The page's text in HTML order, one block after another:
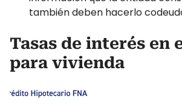
también deben hacerlo
Tasas de interés en
para vivienda